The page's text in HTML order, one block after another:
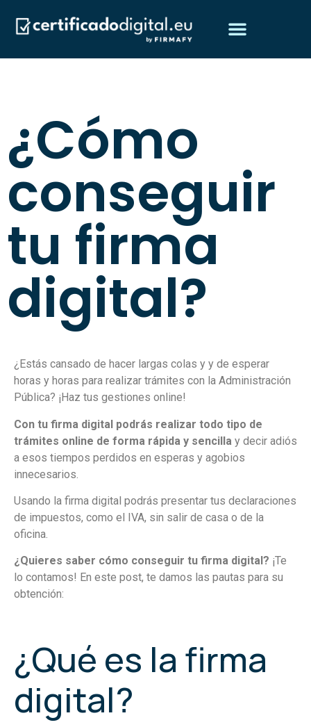
¿Cómo
conseguir
tu firma
digital?
¿Estás cansado de hacer largas colas y y de esperar
horas y horas para realizar trámites con la Administración
Pública? ¡Haz tus gestiones online!
Con tu firma digital podrás realizar todo tipo de
trámites online de forma rápida y sencilla y decir adiós
a esos tiempos perdidos en esperas y agobios
innecesarios.
Usando la firma digital podrás presentar tus declaraciones
de impuestos, como el IVA, sin salir de casa o de la
oficina.
¿Quieres saber cómo conseguir tu firma digital? ¡Te
lo contamos! En este post, te damos las pautas para su
obtención:
¿Qué es la firma
digital?